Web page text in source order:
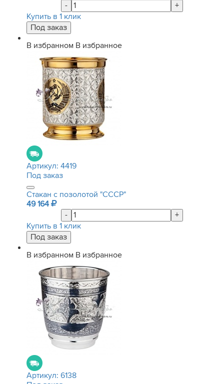
-
+
Купить в 1 клик
В избранном В избранное
Артикул: 4419
Под заказ
Стакан с позолотой "СССР"
49 164
-
+
Купить в 1 клик
В избранном В избранное
Артикул: 6138